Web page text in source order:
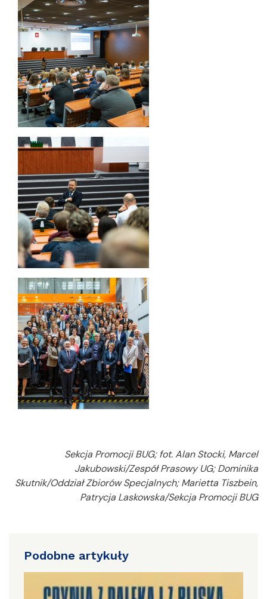
Sekcja Promocji BUG; fot. Alan Stocki, Marcel
Jakubowski/Zespół Prasowy UG; Dominika
Skutnik/Oddział Zbiorów Specjalnych; Marietta Tiszbein,
Patrycja Laskowska/Sekcja Promocji BUG
Podobne artykuły